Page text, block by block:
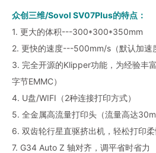
众创三维/Sovol SV07Plus的特点：
1. 更大的体积---300*300*350mm
2. 更快的速度---500mm/s（默认加速
3. 完全开源的Klipper功能，为经验丰
字节EMMC）
4. U盘/WIFI（2种连接打印方式）
5. 全金属高流量打印头（流量高达
6. 双齿轮行星直驱挤出机，轻松打印
7. G34 Auto Z 轴对齐，调平省时省力